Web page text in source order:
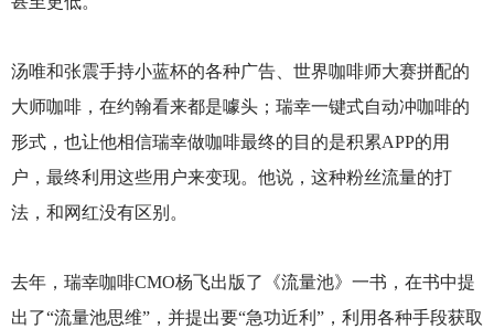
汤唯和张震手持小蓝杯的各种广告、世界咖啡师大赛拼配的
大师咖啡，在约翰看来都是噱头；瑞幸一键式自动冲咖啡的
形式，也让他相信瑞幸做咖啡最终的目的是积累APP的用
户，最终利用这些用户来变现。他说，这种粉丝流量的打
法，和网红没有区别。
去年，瑞幸咖啡CMO杨飞出版了《流量池》一书，在书中提
出了“流量池思维”，并提出要“急功近利”，利用各种手段获取